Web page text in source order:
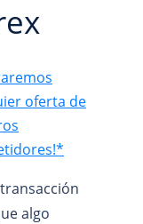
oferta de
algo